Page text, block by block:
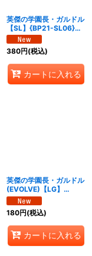
英傑の学園長・ガルドル
【SL】{BP21-SL06}
《ロイヤル》
380円(税込)
カートに入れる
英傑の学園長・ガルドル
(EVOLVE)【LG】
{BP21-021}《ロイヤ
ル》
180円(税込)
カートに入れる